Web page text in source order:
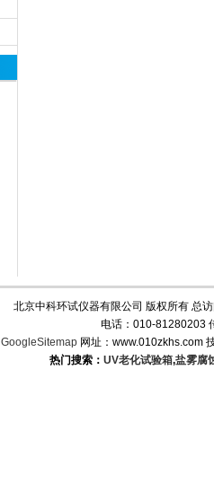
北京中科环试仪器有限公司 版权所有 总
电话：010-81280203
GoogleSitemap 网址：www.010zkhs.com
热门搜索： UV老化试验箱,盐雾腐